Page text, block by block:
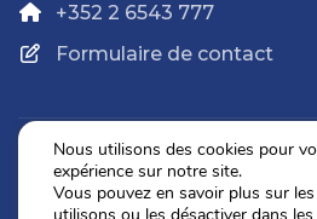
+352 2 6543 777
Formulaire de contact
Politique de
Mentions
Nous utilisons des cookies pour
expérience sur notre site.
Vous pouvez en savoir plus sur